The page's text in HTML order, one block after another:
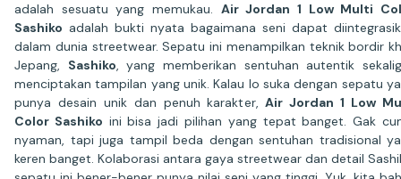
adalah sesuatu yang memukau. Air Jordan 1 Low Multi
Sashiko adalah bukti nyata bagaimana seni dapat
dalam dunia streetwear. Sepatu ini menampilkan teknik bordir
Jepang, Sashiko, yang memberikan sentuhan autentik
menciptakan tampilan yang unik. Kalau lo suka dengan sepatu
punya desain unik dan penuh karakter,Air Jordan 1 Low
Color Sashiko ini bisa jadi pilihan yang tepat banget. Gak
nyaman, tapi juga tampil beda dengan sentuhan tradisional
keren banget. Kolaborasi antara gaya streetwear dan detail